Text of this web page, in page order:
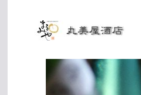
地酒・ワイン・焼